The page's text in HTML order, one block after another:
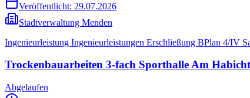
Veröffentlicht: 29.07.2026
Stadtverwaltung Menden
Ingenieurleistung Ingenieurleistungen Erschließung BPlan 4/IV
Trockenbauarbeiten 3-fach Sporthalle Am Habicht
Abgelaufen